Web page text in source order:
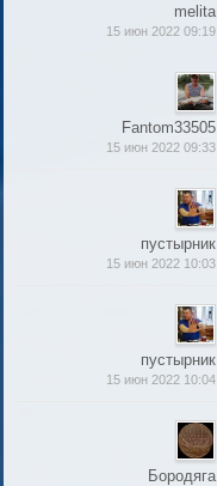
melita
15 июн 2022 09:19
Fantom33505
15 июн 2022 09:33
пустырник
15 июн 2022 10:03
пустырник
15 июн 2022 10:04
Бородяга